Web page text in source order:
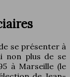
se présenter à
non plus de se
à Marseille (le